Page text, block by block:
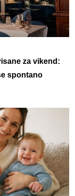
za vikend:
spontano